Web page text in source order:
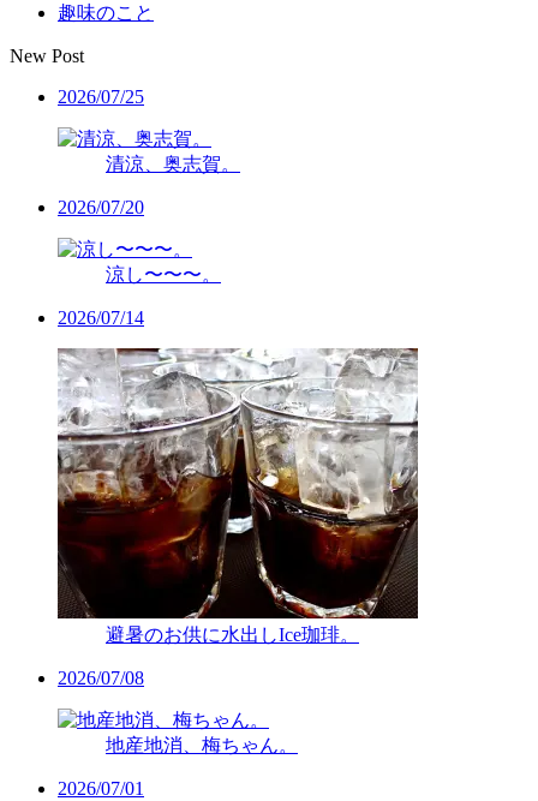
趣味のこと
New Post
2026/07/25
清涼、奥志賀。
2026/07/20
涼し〜〜〜。
2026/07/14
避暑のお供に水出しIce珈琲。
2026/07/08
地産地消、梅ちゃん。
2026/07/01